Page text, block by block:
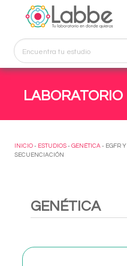
LABORATORIO
INICIO - ESTUDIOS - GENÉTICA - EGFR
SECUENCIACIÓN
GENÉTICA